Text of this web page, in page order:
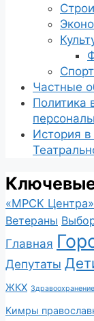
Спорт
Частные
Политика
История в
«МРСК Центра»
Ветераны
Главная
Депутаты
ЖКХ Здравоохранение
Кимры